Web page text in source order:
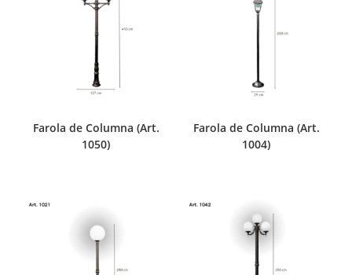
Farola de Columna (Art.
1050)
Farola de Columna (Art.
1004)